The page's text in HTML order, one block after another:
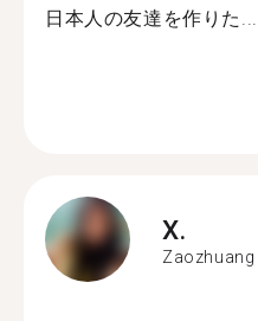
日本人の友達を作りた...
X.
Zaozhuang